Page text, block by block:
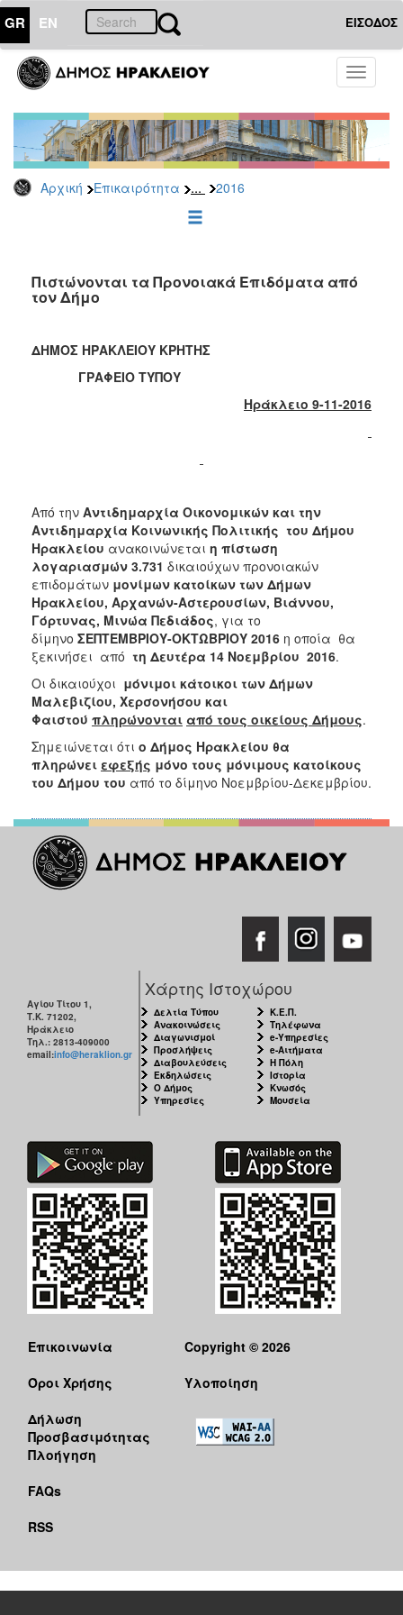
GR EN ΕΙΣΟΔΟΣ
Toggle
Αρχική Επικαιρότητα ... 2016
ΕΠΙΚΑΙΡΟΤΗΤΑ
Τύπου
Αρχείο
2026
2025
2022
2021
2019
2018
2012
2011
2010
2006
ΔΗΜΟΤΗΣ
ΗΡΑΚΛΕΙΟ
Πιστώνονται τα Προνοιακά Επιδόματα από
τον Δήμο
ΔΗΜΟΣ ΗΡΑΚΛΕΙΟΥ ΚΡΗΤΗΣ
ΓΡΑΦΕΙΟ ΤΥΠΟΥ
Ηράκλειο 9-11-2016
Από την Αντιδημαρχία Οικονομικών και την
Αντιδημαρχία Κοινωνικής Πολιτικής του Δήμου
Ηρακλείου ανακοινώνεται η πίστωση
λογαριασμών 3.731 δικαιούχων προνοιακών
επιδομάτων μονίμων κατοίκων των Δήμων
Ηρακλείου, Αρχανών-Αστερουσίων, Βιάννου,
Γόρτυνας, Μινώα Πεδιάδος, για το
δίμηνο ΣΕΠΤΕΜΒΡΙΟΥ-ΟΚΤΩΒΡΙΟΥ 2016 η οποία θα
ξεκινήσει από τη Δευτέρα 14 Νοεμβρίου 2016.
Οι δικαιούχοι μόνιμοι κάτοικοι των Δήμων
Μαλεβιζίου, Χερσονήσου και
Φαιστού πληρώνονται από τους οικείους Δήμους.
Σημειώνεται ότι ο Δήμος Ηρακλείου θα
πληρώνει εφεξής μόνο τους μόνιμους κατοίκους
του Δήμου του από το δίμηνο Νοεμβρίου-Δεκεμβρίου.
Αγίου Τίτου 1,
Τ.Κ. 71202,
Ηράκλειο
Τηλ.: 2813-409000
email:info@heraklion.gr
Χάρτης Ιστοχώρου
Δελτία Τύπου
Ανακοινώσεις
Διαγωνισμοί
Προσλήψεις
Διαβουλεύσεις
Εκδηλώσεις
Ο Δήμος
Υπηρεσίες
Κ.Ε.Π.
Τηλέφωνα
e-Υπηρεσίες
e-Αιτήματα
Η Πόλη
Ιστορία
Κνωσός
Μουσεία
Επικοινωνία
Όροι Χρήσης
Δήλωση
Προσβασιμότητας
Πλοήγηση
FAQs
RSS
Copyright © 2026
Υλοποίηση